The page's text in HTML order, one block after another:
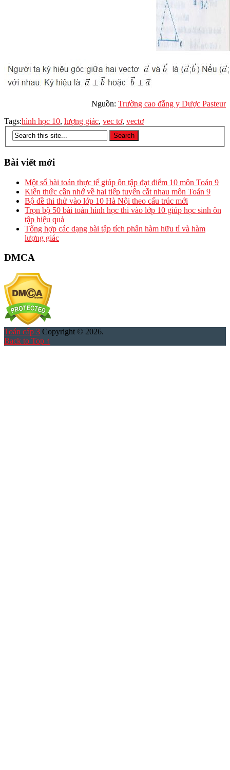
Nguồn: Trường cao đẳng y Dược Pasteur
Tags:hình học 10, lượng giác, vec tơ, vectơ
Bài viết mới
Một số bài toán thực tế giúp ôn tập đạt điểm 10 môn Toán 9
Kiến thức cần nhớ về hai tiếp tuyến cắt nhau môn Toán 9
Bộ đề thi thử vào lớp 10 Hà Nội theo cấu trúc mới
Trọn bộ 50 bài toán hình học thi vào lớp 10 giúp học sinh ôn
tập hiệu quả
Tổng hợp các dạng bài tập tích phân hàm hữu tỉ và hàm
lượng giác
DMCA
Toán cấp 3 Copyright © 2026.
Back to Top ↑